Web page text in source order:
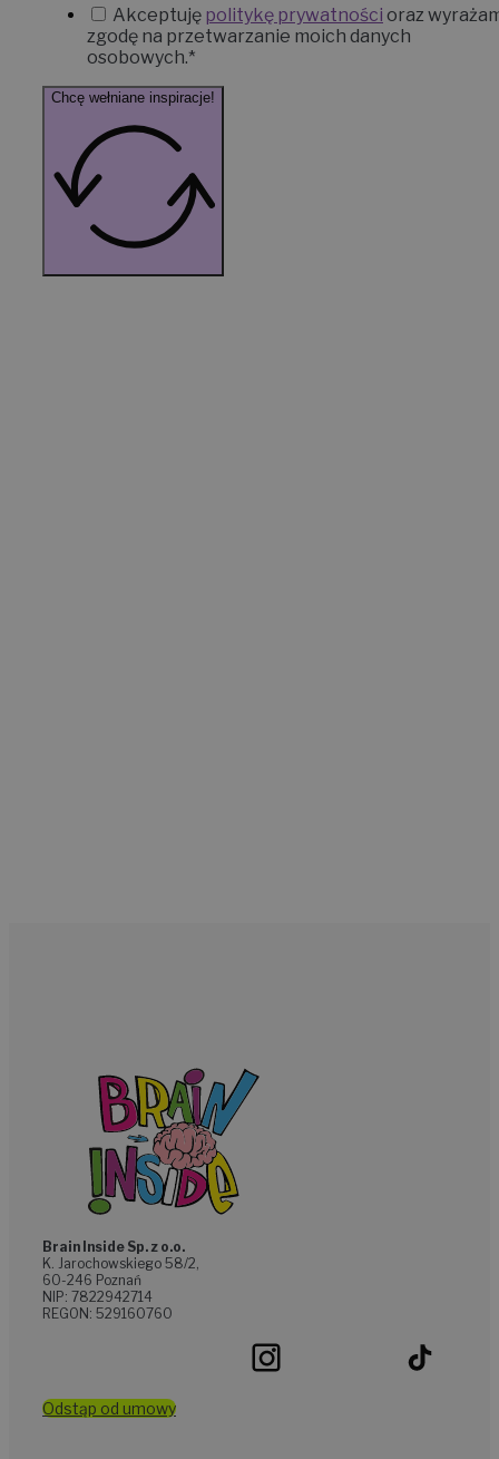
Akceptuję politykę prywatności oraz
zgodę na przetwarzanie moich danych
osobowych.*
Chcę wełniane inspiracje!
Brain Inside Sp. z o.o.
K. Jarochowskiego 58/2,
60-246 Poznań
NIP: 7822942714
REGON: 529160760
Odstąp od umowy